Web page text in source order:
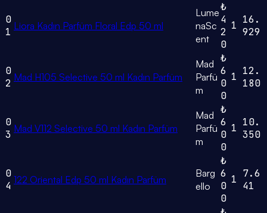
0
1 Liora Kadın Parfüm Floral Edp 50 ml
Lume
naSc
ent
₺
4
2
0
1 16.
929
0
2 Mad H105 Selective 50 ml Kadın Parfüm
Mad
Parfü
m
₺
6
0
0
1 12.
180
0
3 Mad V112 Selective 50 ml Kadın Parfüm
Mad
Parfü
m
₺
6
0
0
1 10.
350
0
4 122 Oriental Edp 50 ml Kadın Parfüm
Barg
ello
₺
6
0
0
1 7.6
41